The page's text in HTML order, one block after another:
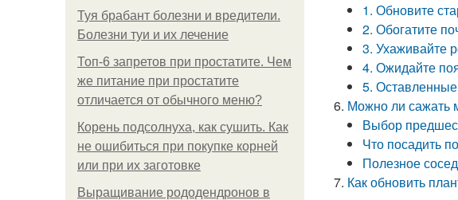
Туя брабант болезни и вредители.
Болезни туи и их лечение
Топ-6 запретов при простатите. Чем
же питание при простатите
отличается от обычного меню?
Корень подсолнуха, как сушить. Как
не ошибиться при покупке корней
или при их заготовке
Выращивание рододендронов в
1. Обновите
2. Обогатите
3. Ухаживайте
4. Ожидайте
5.
Можно ли сажать
Выбор
Что посадить
Полезное
Как обновить